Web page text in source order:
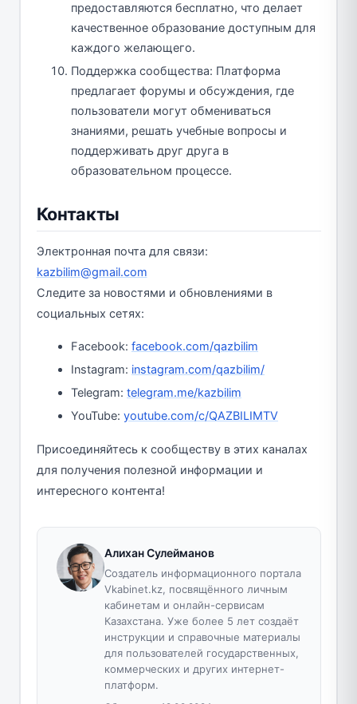
предоставляются бесплатно, что делает
качественное образование доступным для
каждого желающего.
Поддержка сообщества: Платформа
предлагает форумы и обсуждения, где
пользователи могут обмениваться
знаниями, решать учебные вопросы и
поддерживать друг друга в
образовательном процессе.
Контакты
Электронная почта для связи:
kazbilim@gmail.com
Следите за новостями и обновлениями в
социальных сетях:
Facebook: facebook.com/qazbilim
Instagram: instagram.com/qazbilim/
Telegram: telegram.me/kazbilim
YouTube: youtube.com/c/QAZBILIMTV
Присоединяйтесь к сообществу в этих каналах
для получения полезной информации и
интересного контента!
Алихан Сулейманов
Создатель информационного портала
Vkabinet.kz, посвящённого личным
кабинетам и онлайн-сервисам
Казахстана. Уже более 5 лет создаёт
инструкции и справочные материалы
для пользователей государственных,
коммерческих и других интернет-
платформ.